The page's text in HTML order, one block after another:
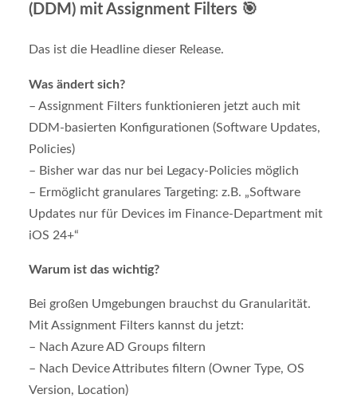
(DDM) mit Assignment Filters 🎯
Das ist die Headline dieser Release.
Was ändert sich?
– Assignment Filters funktionieren jetzt auch mit
DDM-basierten Konfigurationen (Software Updates,
Policies)
– Bisher war das nur bei Legacy-Policies möglich
– Ermöglicht granulares Targeting: z.B. „Software
Updates nur für Devices im Finance-Department mit
iOS 24+“
Warum ist das wichtig?
Bei großen Umgebungen brauchst du Granularität.
Mit Assignment Filters kannst du jetzt:
– Nach Azure AD Groups filtern
– Nach Device Attributes filtern (Owner Type, OS
Version, Location)